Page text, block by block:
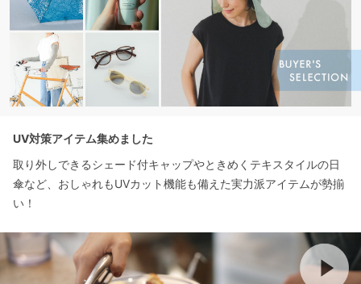
UV対策アイテム集めました
取り外しできるシェード付キャップやときめくテキスタイルの日
傘など、おしゃれもUVカット機能も備えた実力派アイテムが勢揃
い！